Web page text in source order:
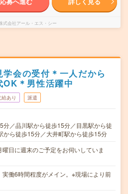
式会社アール・エス・シー
会の受付＊一人だから
＊男性活躍中
あり 派遣
分／品川駅から徒歩15分／目黒駅から徒
から徒歩15分／大井町駅から徒歩15分
日に週末のご予定をお伺いしていま
働6時間程度がメイン。※現場により前